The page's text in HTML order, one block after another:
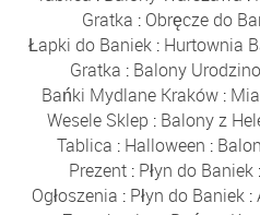
Gratka : Obręcze do
Łapki do Baniek: Hurtownia
Gratka : Balony
Bańki Mydlane Kraków :
Wesele Sklep : Balony z
Tablica : Halloween :
Prezent : Płyn do Baniek :
Ogłoszenia : Płyn do Baniek :